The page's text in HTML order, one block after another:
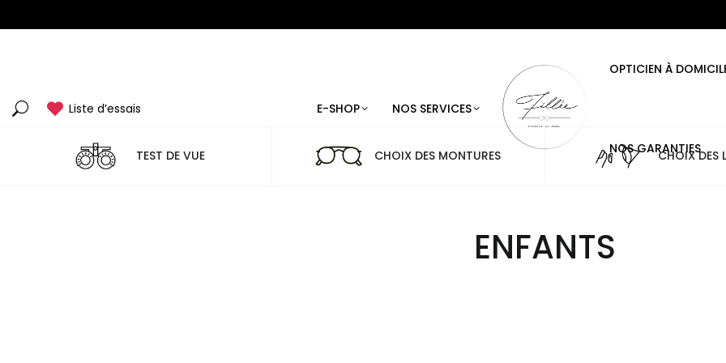
E-SHOP NOS SERVICES
RechercheListe d’essais
OPTICIEN À
NOS GARANTIES
TEST DE VUE CHOIX DES MONTURES CHOIX DES
ENFANTS